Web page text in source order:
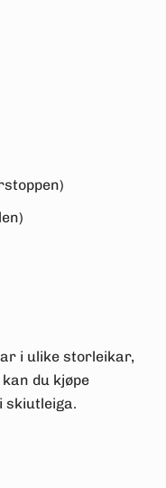
i ulike storleikar,
du kjøpe
skiutleiga.